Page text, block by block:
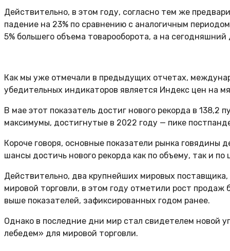
Действительно, в этом году, согласно тем же
падение на 23% по сравнению с аналогичным
5% большего объема товарооборота, а на
Как мы уже отмечали в предыдущих отчетах,
убедительных индикаторов является Индекс цен на
В мае этот показатель достиг нового рекорда в 138,2
максимумы, достигнутые в 2022 году — пике
Короче говоря, основные показатели рынка
шансы достичь нового рекорда как по объему, так и по
Действительно, два крупнейших мировых
мировой торговли, в этом году отметили рост продаж
выше показателей, зафиксированных годом ранее.
Однако в последние дни мир стал свидетелем новой
лебедем» для мировой торговли.